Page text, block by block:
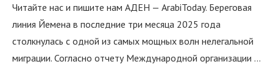
Читайте нас и пишите нам АДЕН — ArabiToday. Береговая
линия Йемена в последние три месяца 2025 года
столкнулась с одной из самых мощных волн нелегальной
миграции. Согласно отчету Международной организации …